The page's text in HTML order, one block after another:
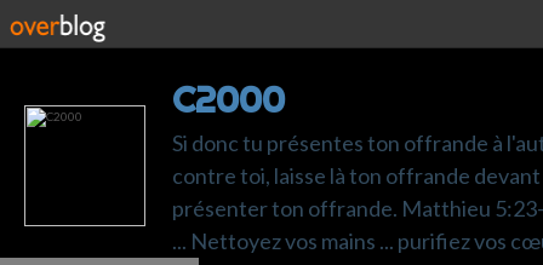
C2000
Si donc tu présentes ton offrande à
contre toi, laisse là ton offrande
présenter ton offrande. Matthieu 5:23-
... Nettoyez vos mains ... purifiez vos